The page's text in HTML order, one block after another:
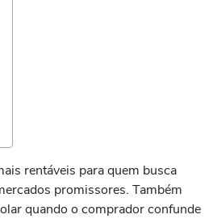
rentáveis para quem busca
promissores. Também
quando o comprador confunde